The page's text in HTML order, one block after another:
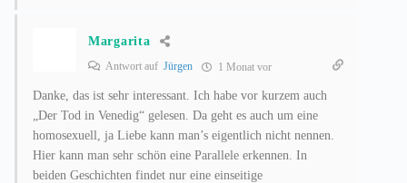
Margarita
Antwort auf Jürgen 1 Monat vor
Danke, das ist sehr interessant. Ich habe vor kurzem auch
„Der Tod in Venedig“ gelesen. Da geht es auch um eine
homosexuell, ja Liebe kann man’s eigentlich nicht nennen.
Hier kann man sehr schön eine Parallele erkennen. In
beiden Geschichten findet nur eine einseitige